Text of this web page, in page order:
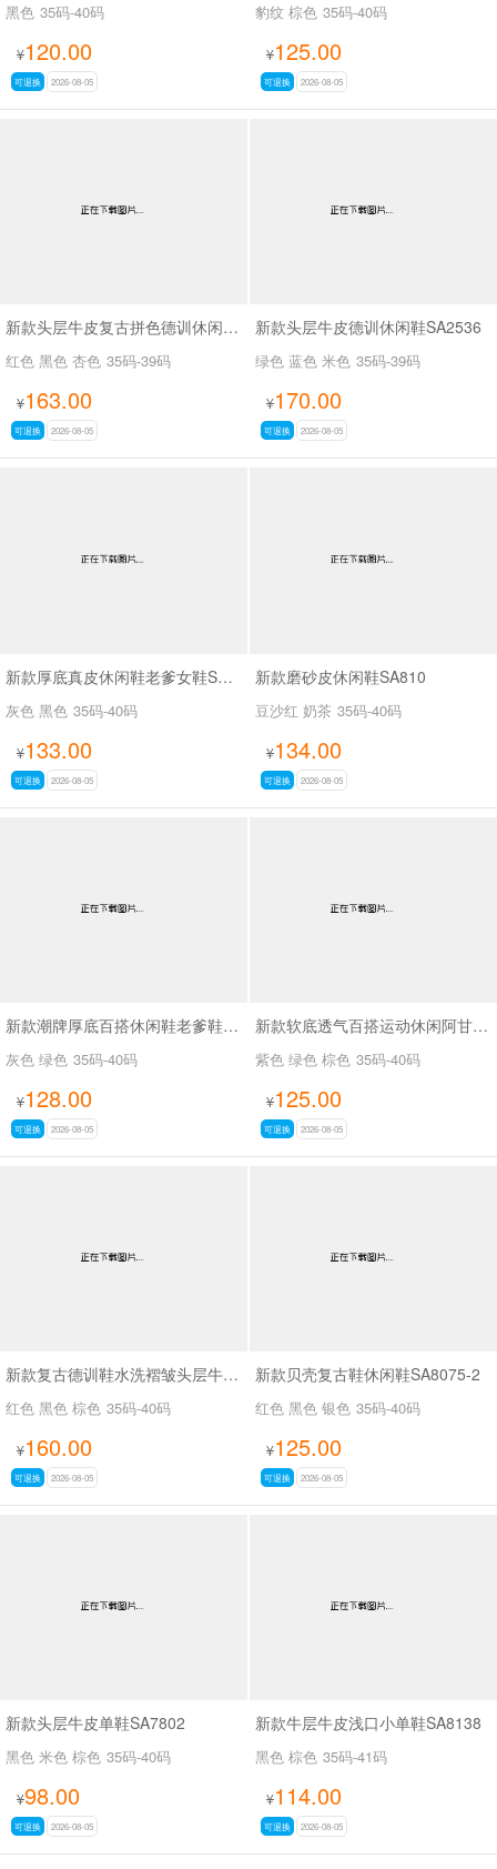
黑色 35码-40码
¥120.00
可退换 2026-08-05
豹纹 棕色 35码-40码
¥125.00
可退换 2026-08-05
新款头层牛皮复古拼色德训休闲鞋SA2535
红色 黑色 杏色 35码-39码
¥163.00
可退换 2026-08-05
新款头层牛皮德训休闲鞋SA2536
绿色 蓝色 米色 35码-39码
¥170.00
可退换 2026-08-05
新款厚底真皮休闲鞋老爹女鞋SA7602-1
灰色 黑色 35码-40码
¥133.00
可退换 2026-08-05
新款磨砂皮休闲鞋SA810
豆沙红 奶茶 35码-40码
¥134.00
可退换 2026-08-05
新款潮牌厚底百搭休闲鞋老爹鞋SA26773
灰色 绿色 35码-40码
¥128.00
可退换 2026-08-05
新款软底透气百搭运动休闲阿甘鞋SA2691-1 紫色无现货接订货
紫色 绿色 棕色 35码-40码
¥125.00
可退换 2026-08-05
新款复古德训鞋水洗褶皱头层牛皮SA527
红色 黑色 棕色 35码-40码
¥160.00
可退换 2026-08-05
新款贝壳复古鞋休闲鞋SA8075-2
红色 黑色 银色 35码-40码
¥125.00
可退换 2026-08-05
新款头层牛皮单鞋SA7802
黑色 米色 棕色 35码-40码
¥98.00
可退换 2026-08-05
新款牛层牛皮浅口小单鞋SA8138
黑色 棕色 35码-41码
¥114.00
可退换 2026-08-05